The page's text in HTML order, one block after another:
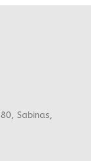
Sabinas,